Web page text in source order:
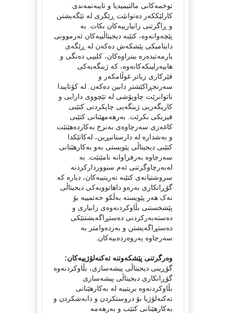
توخمەکانی مالتیمیدیا و تایبەتمەندی
کارلێککەر دەتوانێت ڕێگری لە تێگەیشتن
و ڕاگرتنی زانیارییەکان بکات. بە
پێچەوانەوە، کتێبە دیجیتاڵییەکان ئەزموونی
داینامیکی پێشکەش دەکەن لە ڕێگەی
یارمەتیدەرە بینراوەکان، کلیپی دەنگی و
هایپەرلینکەکانەوە، کە ژینگەیەکی
فێرکاری زیاتر غوڵامکەر و
سەرنجڕاکێشتر دابین دەکەن. لە کۆتاییدا
ناتوانرێت چاوپۆشی لە تێچووی دارایی و
کاریگەریی ژینگەیی چاپکردنی کتێبی
فیزیکی بکرێت. بەرهەمهێنانی کتێبی
کاغەزی سەرچاوەی بەنرخ بەکاردەهێنێت
و بەشدارە لە دارستانبڕین، لەکاتێکدا
کتێبی دیجیتاڵی پێویستی بەو بەکارهێنانی
سەرچاوە بەرفراوانە نامێنێت. بە
لەبەرچاوگرتنی ئەم سنووردارکردنە
سروشتیانەی کتێبە نەریتییەکان، دیارە کە
گۆڕانکاری بەرەو داهاتوویەکی دیجیتاڵی
نەک هەر پێویستە بەڵکو حەتمییە بۆ
پێشخستنی بڵاوکردنەوەی زانیاری و
دەستەبەرکردنی دەستڕاگەیشتنێکی
دەستڕاگەیشتن و بەردەوامتر بە
سەرچاوە پەروەردەییەکان.
وەرگرتنی پێشکەوتنە تەکنەلۆژییەکان:
گۆڕینی دیجیتاڵی پیشەسازی، بڵاوکردنەوە
گۆڕانکاری دیجیتاڵی پیشەسازی
بڵاوکردنەوە بریتییە لە بەکارهێنانی
تەکنەلۆژیا بۆ دروستکردن و دابەشکردن و
بەکارهێنانی کتێب و بەرهەمە